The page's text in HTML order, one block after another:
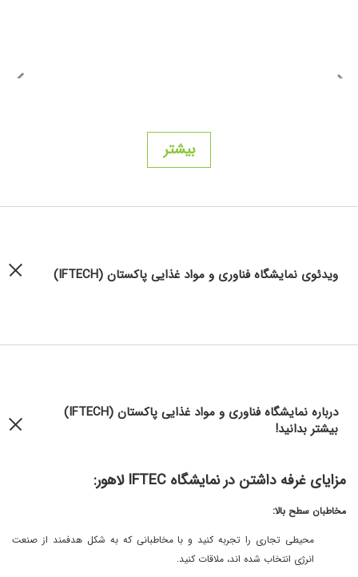
بیشتر
ویدئوی نمایشگاه فناوری و مواد غذایی پاکستان (IFTECH)
درباره نمایشگاه فناوری و مواد غذایی پاکستان (IFTECH)
بیشتر بدانید!
مزایای غرفه داشتن در نمایشگاه IFTEC لاهور:
مخاطبان سطح بالا:
محیطی تجاری را تجربه کنید و با مخاطبانی که به شکل هدفمند از صنعت
انرژی انتخاب شده اند، ملاقات کنید.